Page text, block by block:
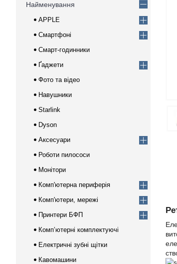
Найменування
APPLE
Смартфоні
Смарт-годинники
Ґаджети
Фото та відео
Навушники
Starlink
Dyson
Аксесуари
Роботи пилососи
Монітори
Комп'ютерна периферія
Комп'ютери, мережі
Принтери БФП
Компʼютерні комплектуючі
Електричні зубні щітки
Кавомашини